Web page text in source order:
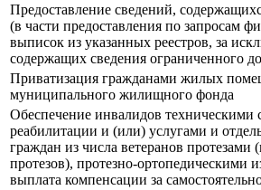
Предоставление сведений,
(в части предоставления по запросам
выписок из указанных реестров, за
содержащих сведения ограниченного
Приватизация гражданами жилых
муниципального жилищного фонда
Обеспечение инвалидов техническими
реабилитации и (или) услугами и
граждан из числа ветеранов протезами
протезов), протезно-ортопедическими
выплата компенсации за